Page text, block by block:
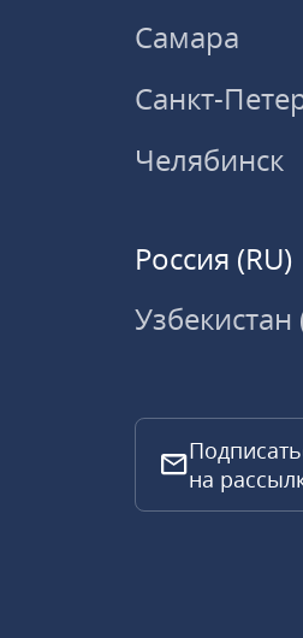
Самара
Санкт-
Челябинск
Россия (RU)
Узбекистан
на